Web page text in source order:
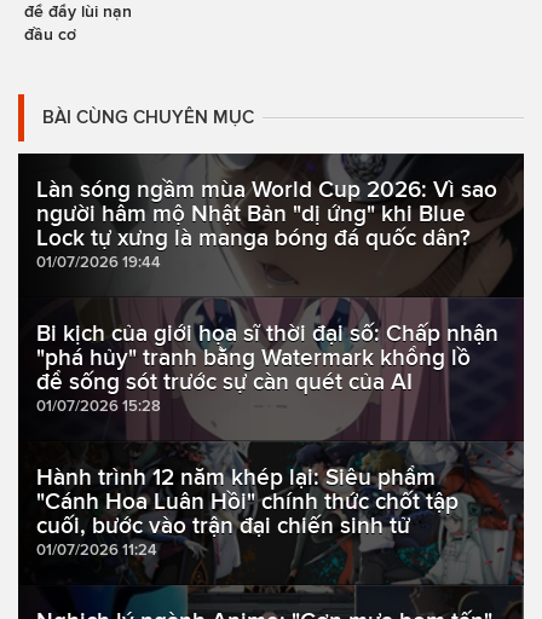
để đẩy lùi nạn
đầu cơ
BÀI CÙNG CHUYÊN MỤC
Làn sóng ngầm mùa World Cup 2026: Vì sao
người hâm mộ Nhật Bản "dị ứng" khi Blue
Lock tự xưng là manga bóng đá quốc dân?
01/07/2026 19:44
Bi kịch của giới họa sĩ thời đại số: Chấp nhận
"phá hủy" tranh bằng Watermark khổng lồ
để sống sót trước sự càn quét của AI
01/07/2026 15:28
Hành trình 12 năm khép lại: Siêu phẩm
"Cánh Hoa Luân Hồi" chính thức chốt tập
cuối, bước vào trận đại chiến sinh tử
01/07/2026 11:24